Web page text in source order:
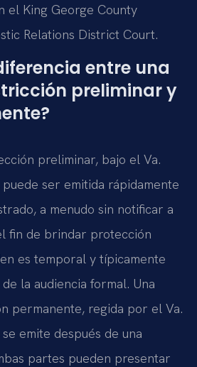
el King George County
Relations District Court.
entre una
preliminar y
preliminar, bajo el Va.
ser emitida rápidamente
a menudo sin notificar a
fin de brindar protección
es temporal y típicamente
la audiencia formal. Una
permanente, regida por el Va.
emite después de una
partes pueden presentar